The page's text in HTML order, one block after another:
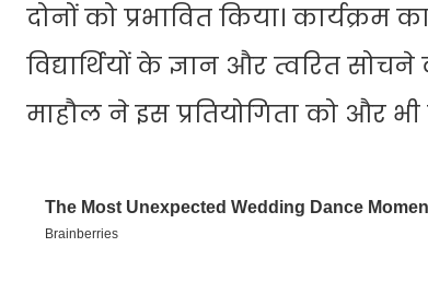
दोनों को प्रभावित किया। कार्यक्रम
विद्यार्थियों के ज्ञान और त्वरित
माहौल ने इस प्रतियोगिता को और भी